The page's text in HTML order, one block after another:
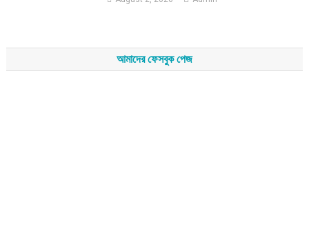
আমাদের ফেসবুক পেজ